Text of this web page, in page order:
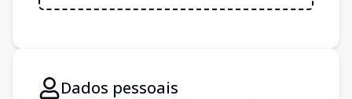
Dados pessoais